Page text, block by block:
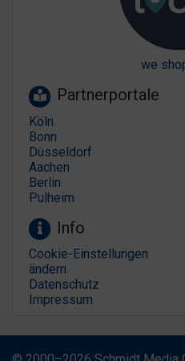
we
Partnerportale
Köln
Bonn
Düsseldorf
Aachen
Berlin
Pulheim
Info
Cookie-Einstellungen
ändern
Datenschutz
Impressum